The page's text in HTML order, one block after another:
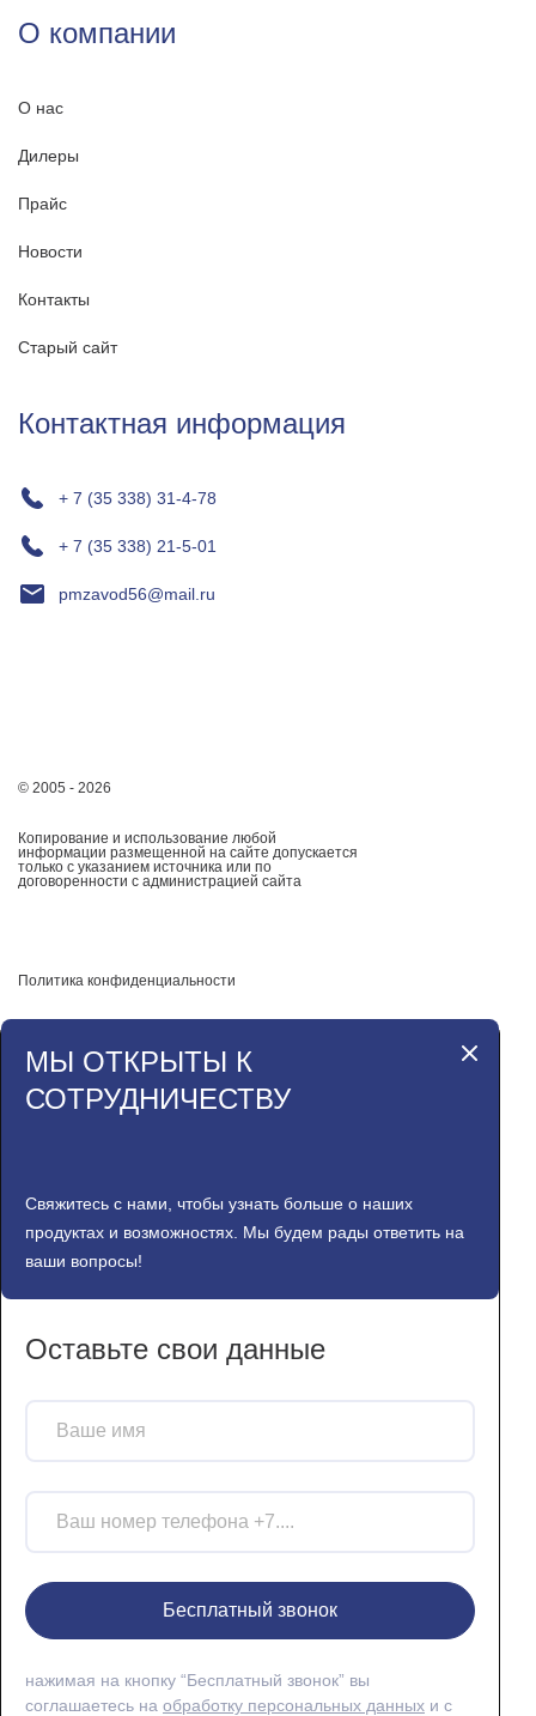
О компании
О нас
Дилеры
Прайс
Новости
Контакты
Старый сайт
Контактная информация
+ 7 (35 338) 31-4-78
+ 7 (35 338) 21-5-01
pmzavod56@mail.ru
© 2005 - 2026
Копирование и использование любой
информации размещенной на сайте допускается
только с указанием источника или по
договоренности с администрацией сайта
Политика конфиденциальности
МЫ ОТКРЫТЫ К
СОТРУДНИЧЕСТВУ
Свяжитесь с нами, чтобы узнать больше о наших
продуктах и возможностях. Мы будем рады ответить на
ваши вопросы!
Оставьте свои данные
Бесплатный звонок
нажимая на кнопку “Бесплатный звонок” вы
соглашаетесь на обработку персональных данных и с